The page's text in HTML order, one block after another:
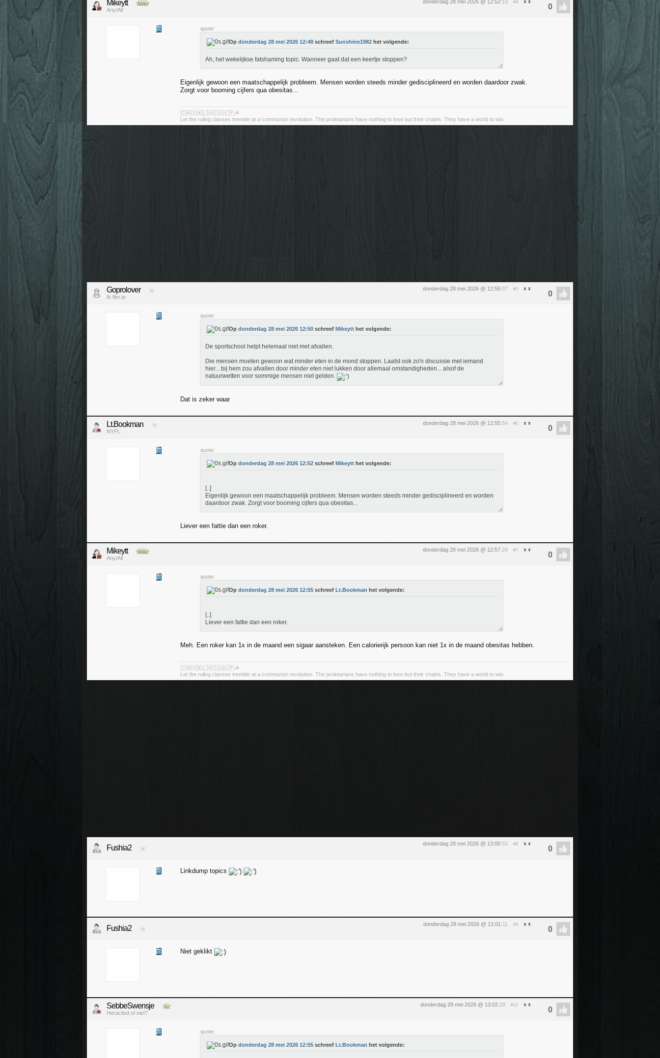
donderdag 28 mei 2026 @ 12:52:19 #4
Mikeytt
Any/All
quote:
Op donderdag 28 mei 2026 12:48 schreef Sunshine1982 het volgende:
Ah, het wekelijkse fatshaming topic. Wanneer gaat dat een keertje stoppen?
Eigenlijk gewoon een maatschappelijk probleem. Mensen worden steeds minder gedisciplineerd en worden daardoor zwak.
Zorgt voor booming cijfers qua obesitas...
🇨🇳🇻🇳🇱🇦🇨🇺🇰🇵☭
Let the ruling classes tremble at a communist revolution. The proletarians have nothing to lose but their chains. They have a world to win.
donderdag 28 mei 2026 @ 12:55:07 #5
Goprolover
Ik film je
quote:
Op donderdag 28 mei 2026 12:50 schreef Mikeytt het volgende:
De sportschool helpt helemaal niet met afvallen.
Die mensen moeten gewoon wat minder eten in de mond stoppen. Laatst ook zo'n discussie met iemand
hier... bij hem zou afvallen door minder eten niet lukken door allemaal omstandigheden... alsof de
natuurwetten voor sommige mensen niet gelden.
Dat is zeker waar
donderdag 28 mei 2026 @ 12:55:54 #6
Lt.Bookman
NYPL
quote:
Op donderdag 28 mei 2026 12:52 schreef Mikeytt het volgende:
[..]
Eigenlijk gewoon een maatschappelijk probleem. Mensen worden steeds minder gedisciplineerd en worden
daardoor zwak. Zorgt voor booming cijfers qua obesitas...
Liever een fattie dan een roker.
donderdag 28 mei 2026 @ 12:57:29 #7
Mikeytt
Any/All
quote:
Op donderdag 28 mei 2026 12:55 schreef Lt.Bookman het volgende:
[..]
Liever een fattie dan een roker.
Meh. Een roker kan 1x in de maand een sigaar aansteken. Een calorierijk persoon kan niet 1x in de maand obesitas hebben.
🇨🇳🇻🇳🇱🇦🇨🇺🇰🇵☭
Let the ruling classes tremble at a communist revolution. The proletarians have nothing to lose but their chains. They have a world to win.
donderdag 28 mei 2026 @ 13:00:53 #8
Fushia2
Linkdump topics
donderdag 28 mei 2026 @ 13:01 :11 #9
Fushia2
Niet geklikt
donderdag 28 mei 2026 @ 13:02:28 #10
SebbeSwensje
Heraclied of niet?
quote:
Op donderdag 28 mei 2026 12:55 schreef Lt.Bookman het volgende: